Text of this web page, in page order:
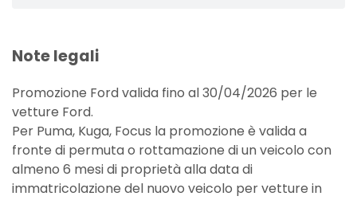
Note legali
Promozione Ford valida fino al 30/04/2026 per le
vetture Ford.
Per Puma, Kuga, Focus la promozione è valida a
fronte di permuta o rottamazione di un veicolo con
almeno 6 mesi di proprietà alla data di
immatricolazione del nuovo veicolo per vetture in